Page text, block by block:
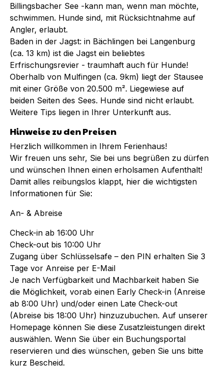
Billingsbacher See -kann man, wenn man möchte,
schwimmen. Hunde sind, mit Rücksichtnahme auf
Angler, erlaubt.
Baden in der Jagst: in Bächlingen bei Langenburg
(ca. 13 km) ist die Jagst ein beliebtes
Erfrischungsrevier - traumhaft auch für Hunde!
Oberhalb von Mulfingen (ca. 9km) liegt der Stausee
mit einer Größe von 20.500 m². Liegewiese auf
beiden Seiten des Sees. Hunde sind nicht erlaubt.
Weitere Tips liegen in Ihrer Unterkunft aus.
Hinweise zu den Preisen
Herzlich willkommen in Ihrem Ferienhaus!
Wir freuen uns sehr, Sie bei uns begrüßen zu dürfen
und wünschen Ihnen einen erholsamen Aufenthalt!
Damit alles reibungslos klappt, hier die wichtigsten
Informationen für Sie:
An- & Abreise
Check-in ab 16:00 Uhr
Check-out bis 10:00 Uhr
Zugang über Schlüsselsafe – den PIN erhalten Sie 3
Tage vor Anreise per E-Mail
Je nach Verfügbarkeit und Machbarkeit haben Sie
die Möglichkeit, vorab einen Early Check-in (Anreise
ab 8:00 Uhr) und/oder einen Late Check-out
(Abreise bis 18:00 Uhr) hinzuzubuchen. Auf unserer
Homepage können Sie diese Zusatzleistungen direkt
auswählen. Wenn Sie über ein Buchungsportal
reservieren und dies wünschen, geben Sie uns bitte
kurz Bescheid.